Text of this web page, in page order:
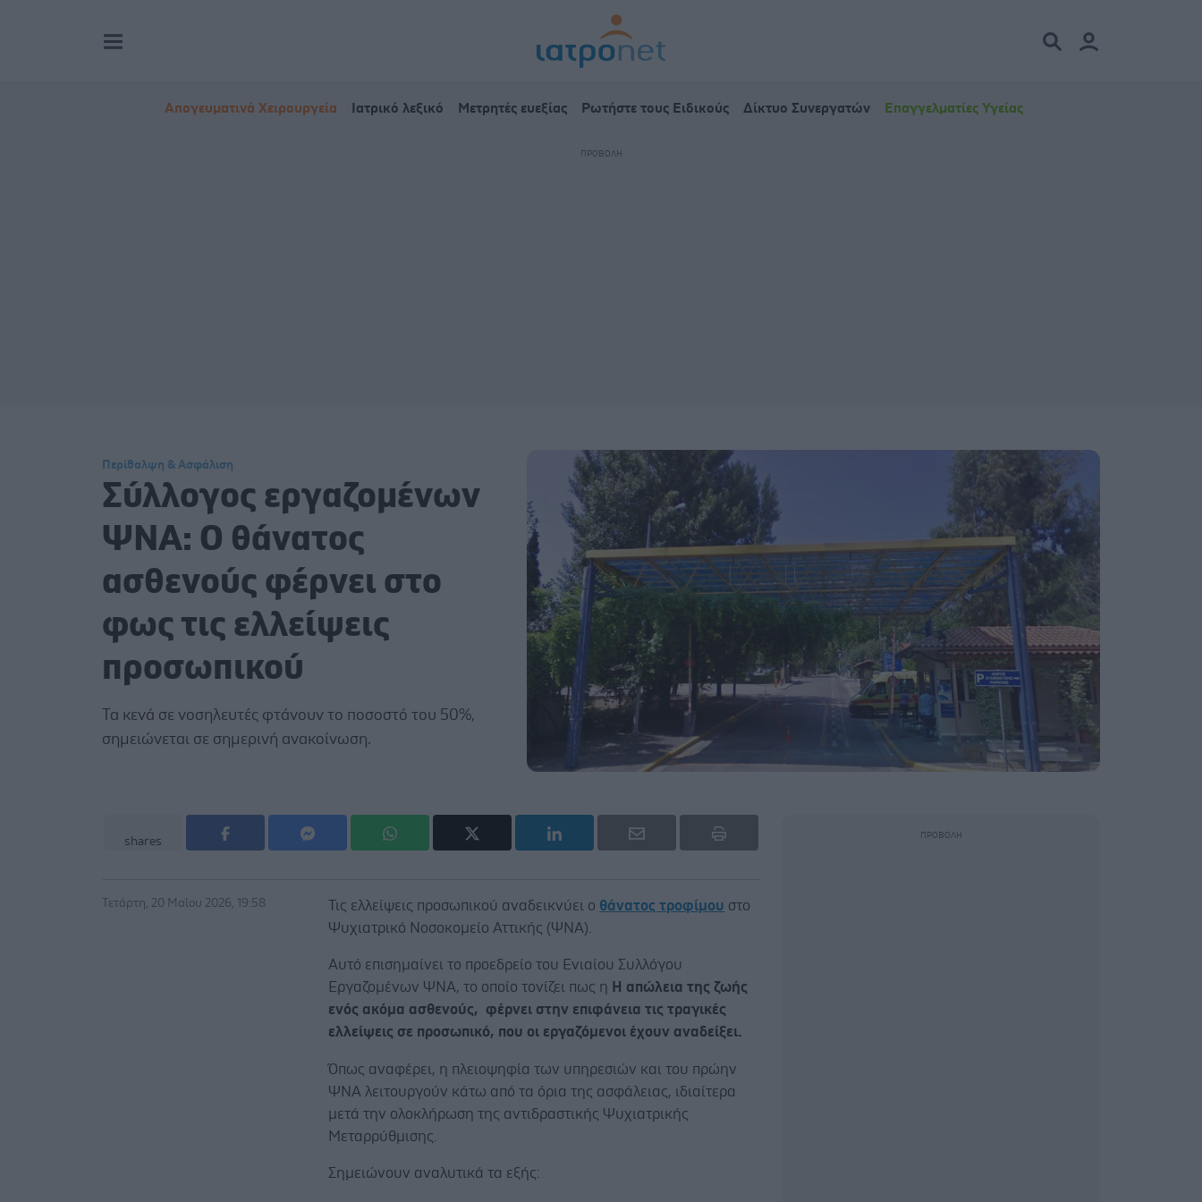
Απογευματινά Χειρουργεία Ιατρικό λεξικό Μετρητές ευεξίας Ρωτήστε τους Ειδικούς Δίκτυο Συνεργατών Επαγγελματίες Υγείας
Περίθαλψη & Ασφάλιση
Σύλλογος εργαζομένων
ΨΝΑ: Ο θάνατος
ασθενούς φέρνει στο
φως τις ελλείψεις
προσωπικού
Τα κενά σε νοσηλευτές φτάνουν το ποσοστό του 50%,
σημειώνεται σε σημερινή ανακοίνωση.
shares
Τετάρτη, 20 Μαΐου 2026, 19:58 Τις ελλείψεις προσωπικού αναδεικνύει ο θάνατος τροφίμου στο
Ψυχιατρικό Νοσοκομείο Αττικής (ΨΝΑ).
Αυτό επισημαίνει το προεδρείο του Ενιαίου Συλλόγου
Εργαζομένων ΨΝΑ, το οποίο τονίζει πως η Η απώλεια της ζωής
ενός ακόμα ασθενούς, φέρνει στην επιφάνεια τις τραγικές
ελλείψεις σε προσωπικό, που οι εργαζόμενοι έχουν αναδείξει.
Όπως αναφέρει, η πλειοψηφία των υπηρεσιών και του πρώην
ΨΝΑ λειτουργούν κάτω από τα όρια της ασφάλειας, ιδιαίτερα
μετά την ολοκλήρωση της αντιδραστικής Ψυχιατρικής
Μεταρρύθμισης.
Σημειώνουν αναλυτικά τα εξής: